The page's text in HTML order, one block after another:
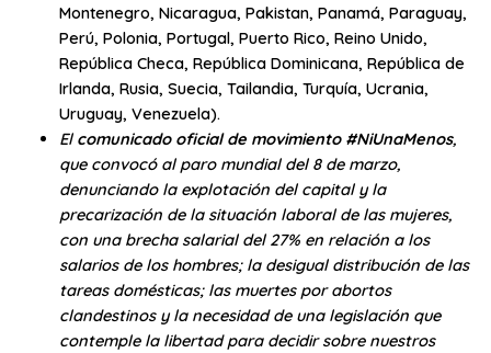
Montenegro, Nicaragua, Pakistan, Panamá, Paraguay,
Perú, Polonia, Portugal, Puerto Rico, Reino Unido,
República Checa, República Dominicana, República de
Irlanda, Rusia, Suecia, Tailandia, Turquía, Ucrania,
Uruguay, Venezuela).
El comunicado oficial de movimiento #NiUnaMenos,
que convocó al paro mundial del 8 de marzo,
denunciando la explotación del capital y la
precarización de la situación laboral de las mujeres,
con una brecha salarial del 27% en relación a los
salarios de los hombres; la desigual distribución de las
tareas domésticas; las muertes por abortos
clandestinos y la necesidad de una legislación que
contemple la libertad para decidir sobre nuestros